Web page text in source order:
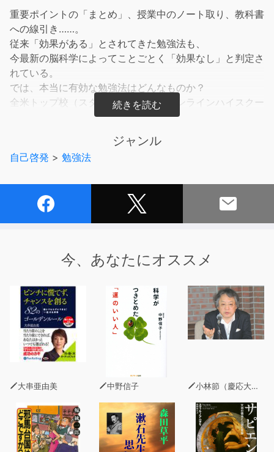
重要ポイントの「まとめ」、授業中のノート取り、教科書
への線引き……。
従来「効果がある」とされてきた勉強法も、
今最新の脳科学によってことごとく「効果なし」と判定さ
れている。
では、本当に有効な勉強法はどんなものか？
全米トップ校（スタンフォード大学オンラインハイスクー
ル）を率いる著者が、
学歴・年齢・能力に関係なく誰にでも実践できる勉強法を
一挙に公開！
ジャンル
自己啓発 > 勉強法
今、あなたにオススメ
大串亜由美 中野信子 小林節（慶応大学法学部教授・弁護士）